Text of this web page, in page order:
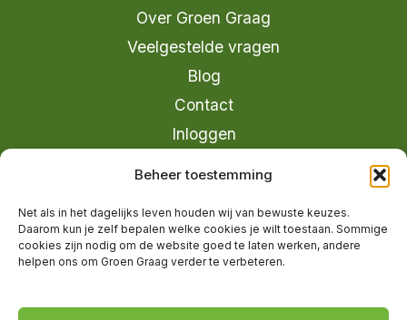
Beheer toestemming
Net als in het dagelijks leven houden wij van bewuste keuzes.
Daarom kun je zelf bepalen welke cookies je wilt toestaan. Sommige
cookies zijn nodig om de website goed te laten werken, andere
helpen ons om Groen Graag verder te verbeteren.
Over Groen Graag
Veelgestelde vragen
Blog
Contact
Inloggen
info@groengraag.nl
Ervaringen van leden op Trustpilot